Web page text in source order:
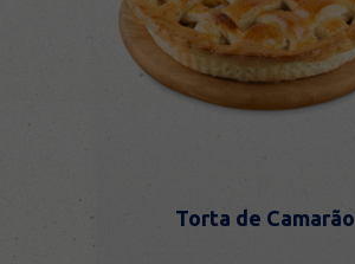
Torta de Camarão